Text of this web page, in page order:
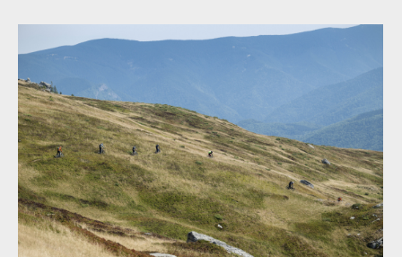
Legends of Gugu - Heli-eBike Camp v Rumunsku je velkolepý
zážitek
Legends of Gugu - Heli-eBike Camp v Rumunsku je velkolepý
zážitek
Legends of Gugu - Heli-eBike Camp v Rumunsku je velkolepý
zážitek
Legends of Gugu - Heli-eBike Camp v Rumunsku je velkolepý